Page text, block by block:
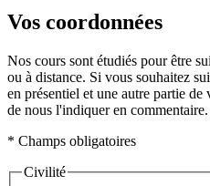
Vos coordonnées
Nos cours sont étudiés pour être
ou à distance. Si vous souhaitez
en présentiel et une autre partie
de nous l'indiquer en commentaire.
* Champs obligatoires
Civilité